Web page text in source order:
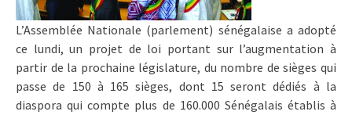
L’Assemblée Nationale (parlement) sénégalaise a adopté
ce lundi, un projet de loi portant sur l’augmentation à
partir de la prochaine législature, du nombre de sièges qui
passe de 150 à 165 sièges, dont 15 seront dédiés à la
diaspora qui compte plus de 160.000 Sénégalais établis à